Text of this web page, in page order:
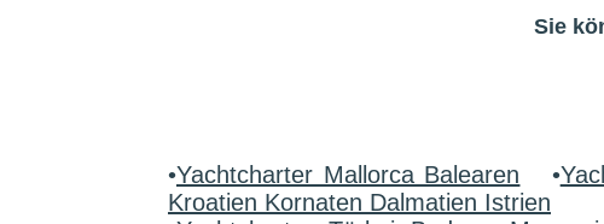
Sie
•Yachtcharter Mallorca Balearen •
Kroatien Kornaten Dalmatien Istrien